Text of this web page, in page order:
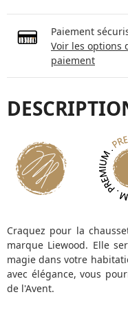
Paiement
Voir les options
paiement
Craquez pour la
marque Liewood. Elle
magie dans votre
avec élégance, vous
de l'Avent.